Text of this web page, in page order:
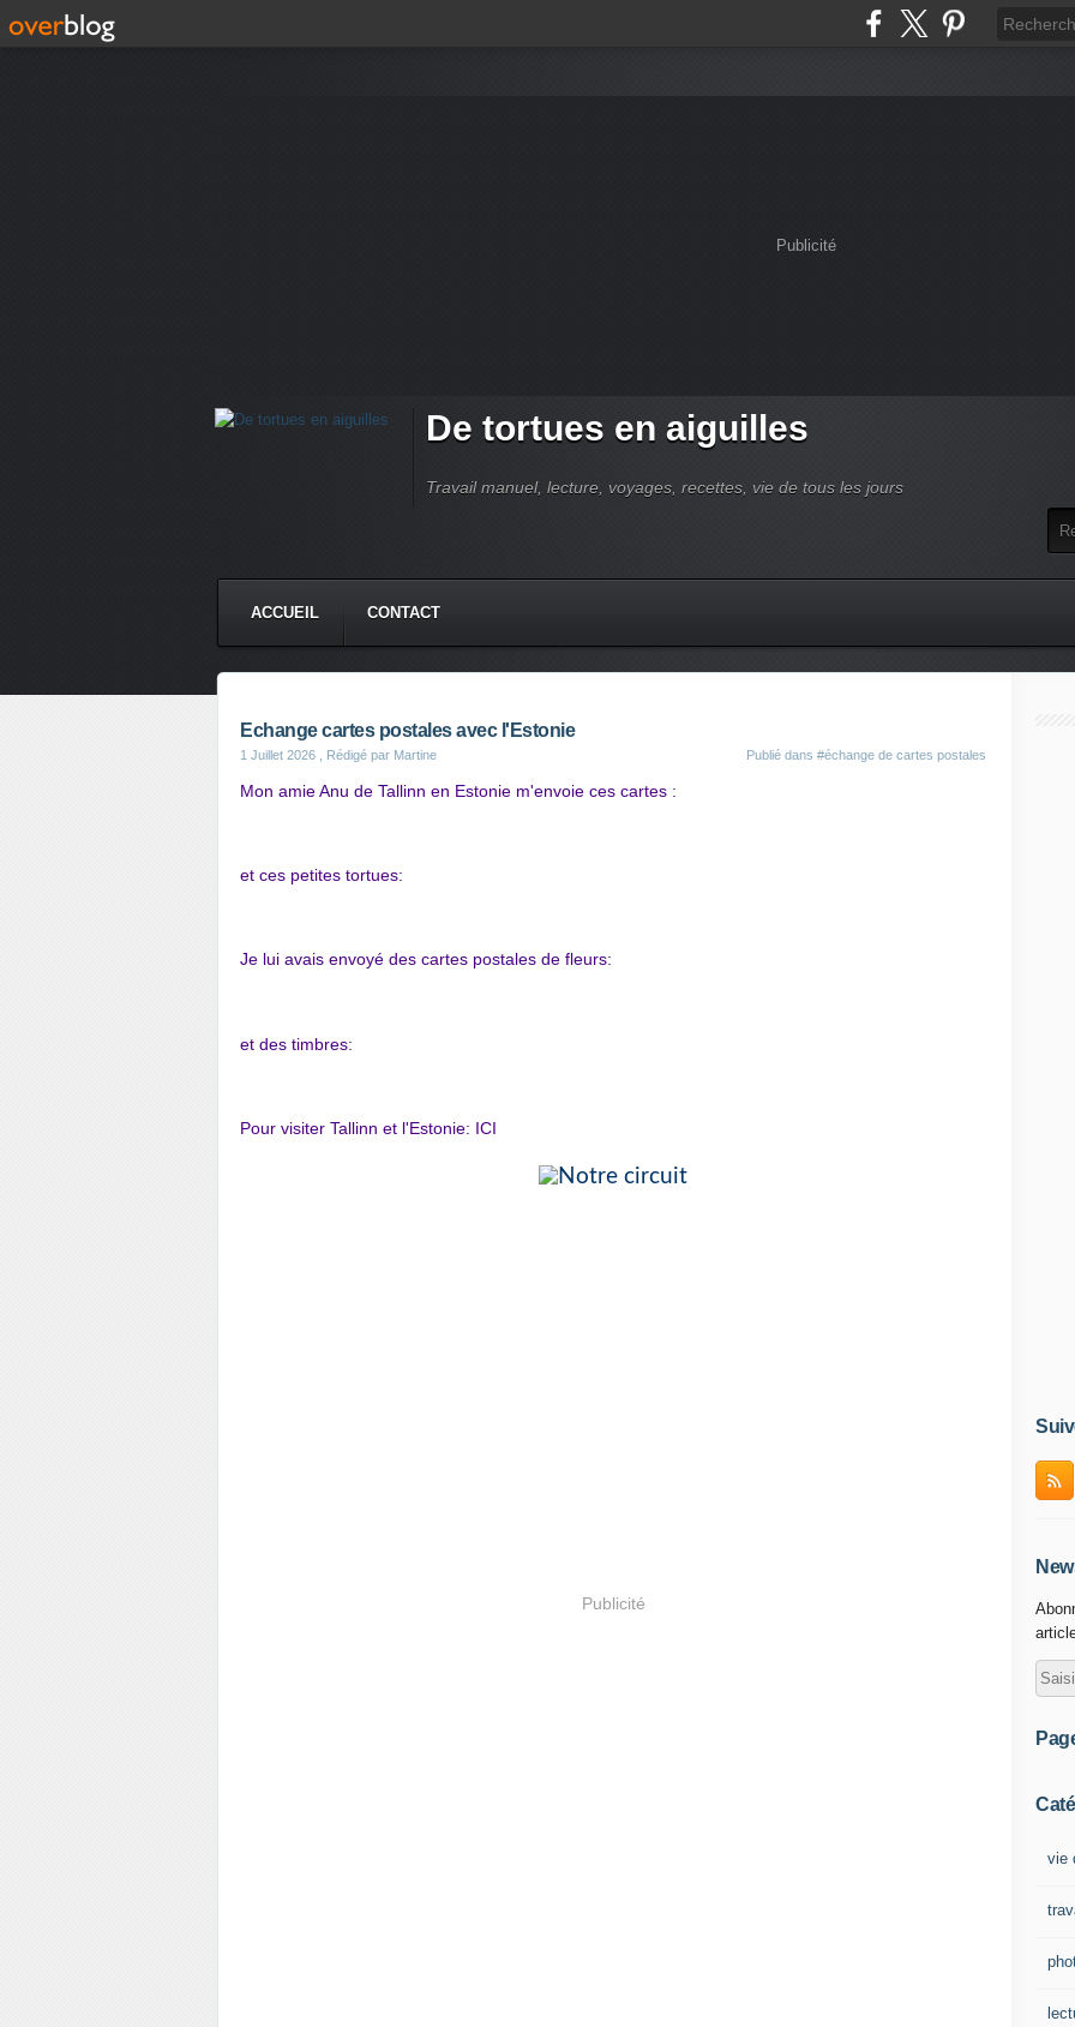
Publicité
De tortues en aiguilles
Travail manuel, lecture, voyages, recettes, vie de tous les jours
ACCUEIL CONTACT
Echange cartes postales avec l'Estonie
1 Juillet 2026 , Rédigé par Martine Publié dans #échange de cartes postales
Mon amie Anu de Tallinn en Estonie m'envoie ces cartes :
et ces petites tortues:
Je lui avais envoyé des cartes postales de fleurs:
et des timbres:
Pour visiter Tallinn et l'Estonie: ICI
Publicité
vie